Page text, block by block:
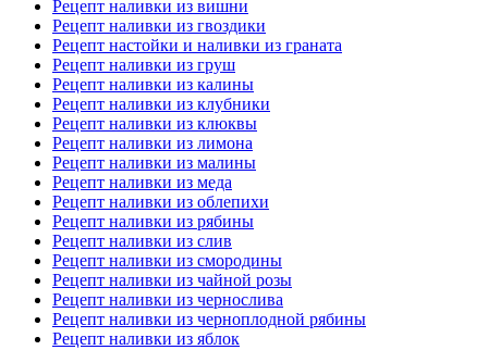
Рецепт наливки из вишни
Рецепт наливки из гвоздики
Рецепт настойки и наливки из граната
Рецепт наливки из груш
Рецепт наливки из калины
Рецепт наливки из клубники
Рецепт наливки из клюквы
Рецепт наливки из лимона
Рецепт наливки из малины
Рецепт наливки из меда
Рецепт наливки из облепихи
Рецепт наливки из рябины
Рецепт наливки из слив
Рецепт наливки из смородины
Рецепт наливки из чайной розы
Рецепт наливки из чернослива
Рецепт наливки из черноплодной рябины
Рецепт наливки из яблок